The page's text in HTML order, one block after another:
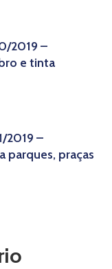
2019 –
e tinta
2019 –
parques, praças